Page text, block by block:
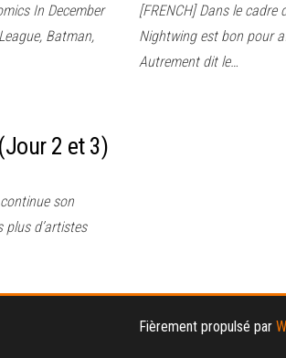
In December
Batman,
[FRENCH] Dans le cadre
Nightwing est bon pour
Autrement dit le…
2 et 3)
son
plus d’artistes
Fièrement propulsé par